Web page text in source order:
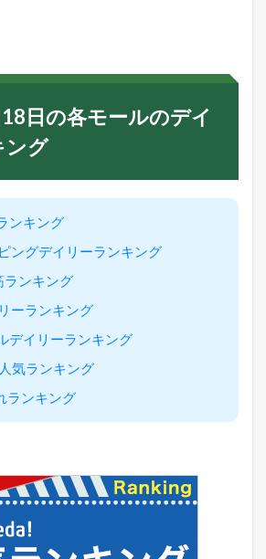
日の各モールのデイ
ング
ンキング
ングデイリーランキング
ランキング
ーランキング
デイリーランキング
気ランキング
ランキング